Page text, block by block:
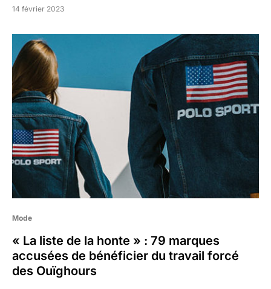
14 février 2023
Mode
« La liste de la honte » : 79 marques
accusées de bénéficier du travail forcé
des Ouïghours